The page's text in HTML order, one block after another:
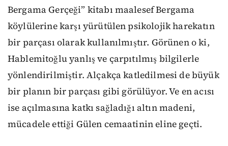
Bergama Gerçeği” kitabı maalesef Bergama
köylülerine karşı yürütülen psikolojik harekatın
bir parçası olarak kullanılmıştır. Görünen o ki,
Hablemitoğlu yanlış ve çarpıtılmış bilgilerle
yönlendirilmiştir. Alçakça katledilmesi de büyük
bir planın bir parçası gibi görülüyor. Ve en acısı
ise açılmasına katkı sağladığı altın madeni,
mücadele ettiği Gülen cemaatinin eline geçti.